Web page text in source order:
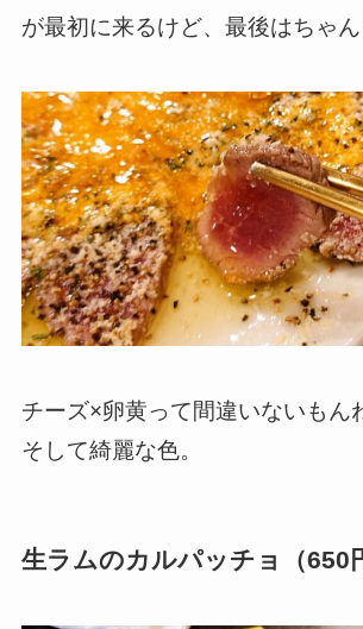
が最初に来るけど、最後はちゃん
チーズ×卵黄って間違いないもん
そして綺麗な色。
生ラムのカルパッチョ（650